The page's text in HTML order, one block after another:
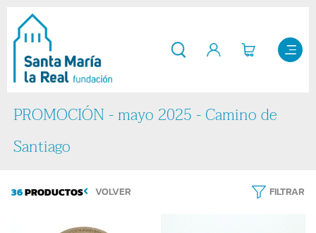
PROMOCIÓN - mayo 2025 - Camino de
Santiago
36PRODUCTOS VOLVER FILTRAR